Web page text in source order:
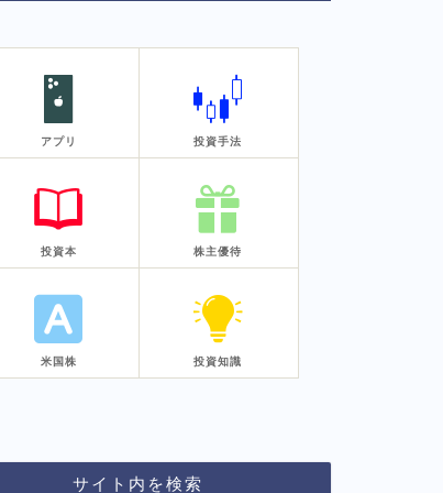
アプリ 投資手法
投資本 株主優待
米国株 投資知識
サイト内を検索